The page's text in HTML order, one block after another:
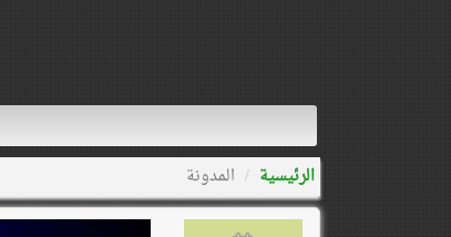
الرئيسية المدونة